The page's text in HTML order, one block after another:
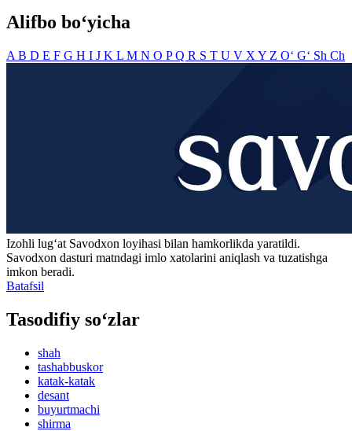
Alifbo bo‘yicha
A B D E F G H I J K L M N O PQ R S T U V X Y Z O‘ G‘ Sh Ch
Izohli lugʻat Savodxon loyihasi bilan hamkorlikda yaratildi.
Savodxon dasturi matndagi imlo xatolarini aniqlash va tuzatishga
imkon beradi.
Batafsil
Tasodifiy so‘zlar
shah
tashabbuskor
katak-katak
desant
buyurtmachi
shirma